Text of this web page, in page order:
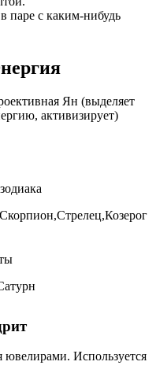
паре с каким-нибудь
Ян (выделяет
активизирует)
ювелирами. Используется